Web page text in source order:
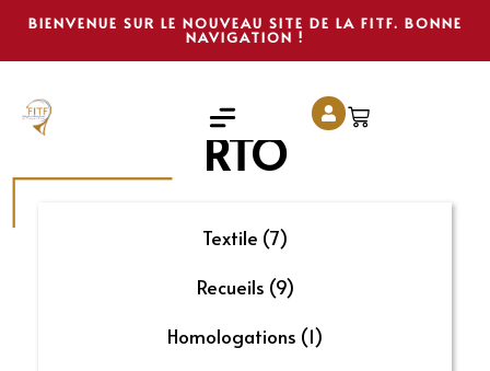
BIENVENUE SUR LE NOUVEAU SITE DE LA FITF. BONNE
NAVIGATION !
RTO
Textile (7)
Recueils (9)
Homologations (1)